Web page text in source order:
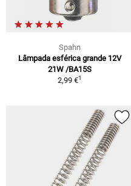
Spahn
Lâmpada esférica grande 12V
21W /BA15S
2,99 €1